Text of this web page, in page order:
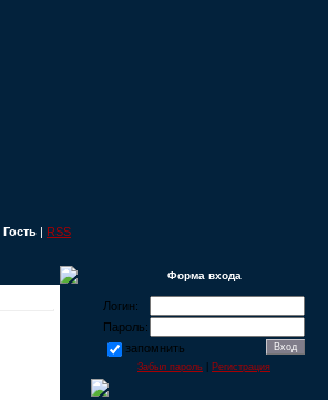
Гость | RSS
Форма входа
Логин:
Пароль:
запомнить
Забыл пароль Регистрация